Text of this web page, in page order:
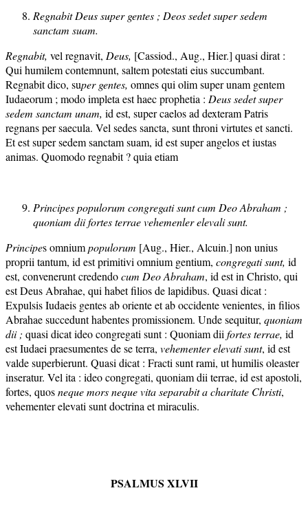
Regnabit Deus super gentes ; Deossedet super sedem
sanctam suam.
Regnabit, vel regnavit, Deus, [Cassiod., Aug., Hier.] quasi dirat :
Qui humilem contemnunt, saltem potestati eius succumbant.
Regnabit dico, super gentes, omnes qui olim super unam gentem
Iudaeorum ; modo impleta est haec prophetia : Deus sedet super
sedem sanctam unam, id est, super caelos ad dexteram Patris
regnans per saecula. Vel sedes sancta, sunt throni virtutes et sancti.
Et est super sedem sanctam suam, id est super angelos et iustas
animas. Quomodo regnabit ? quia etiam
Principes populorum congregati sunt cum Deo Abraham ;
quoniam dii fortes terrae vehemenler elevali sunt.
Principes omniumpopulorum [Aug., Hier., Alcuin.] non unius
proprii tantum, id est primitivi omnium gentium, congregati sunt, id
est, convenerunt credendocum Deo Abraham, id est in Christo, qui
est Deus Abrahae, qui habet filios de lapidibus. Quasi dicat :
Expulsis Iudaeis gentes ab oriente et ab occidente venientes, in filios
Abrahae succedunt habentes promissionem. Unde sequitur, quoniam
dii ; quasi dicat ideo congregati sunt : Quoniam dii fortes terrae, id
est Iudaei praesumentes de se terra, vehementer elevati sunt, id est
valde superbierunt. Quasi dicat : Fracti sunt rami, ut humilis oleaster
inseratur. Vel ita : ideo congregati, quoniam dii terrae, id est apostoli,
fortes, quosneque mors neque vita separabit a charitate Christi,
vehementer elevati sunt doctrina et miraculis.
PSALMUS XLVII